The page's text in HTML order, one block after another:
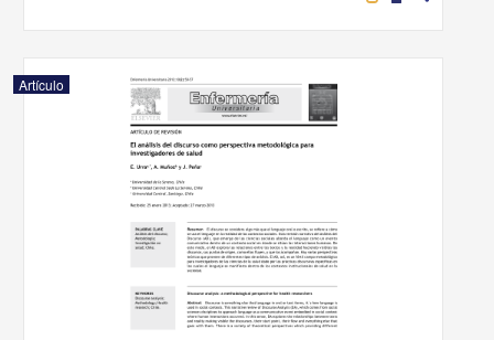
Artículo